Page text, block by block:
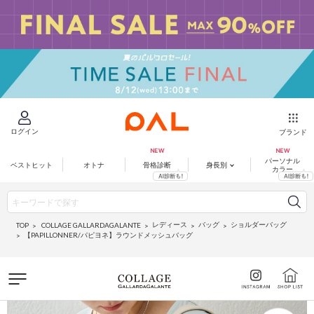
ログイン ブランド
ベストヒット オトナ 骨格診断 身長別
パーソナル
カラー
TOP COLLAGE GALLARDAGALANTE レディース バッグ
ショルダーバッグ
【PAPILLONNER/パピヨネ】ラウンドメッシュバッグ